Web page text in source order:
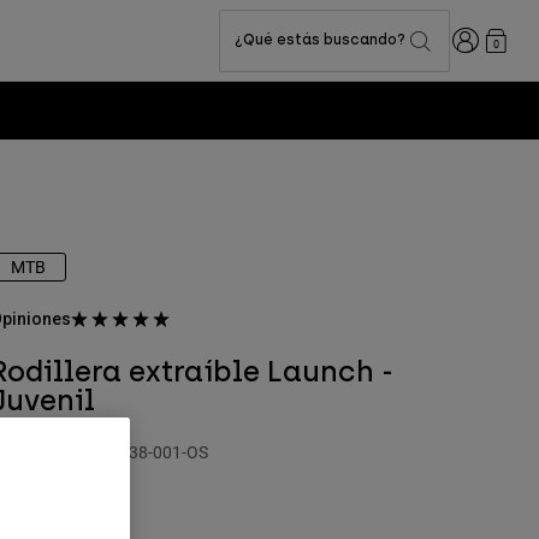
¿Qué estás buscando? Iniciar0
MTB
extraíble Launch -
33838-001-OS